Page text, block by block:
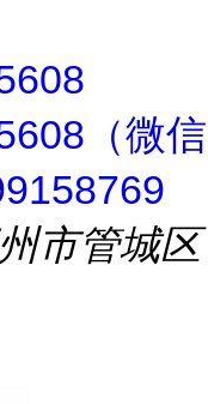
（微信
市管城区